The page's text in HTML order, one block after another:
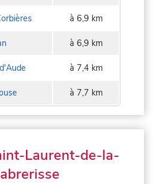
à 6,9 km
à 6,9 km
à 7,4 km
à 7,7 km
Laurent-de-la-